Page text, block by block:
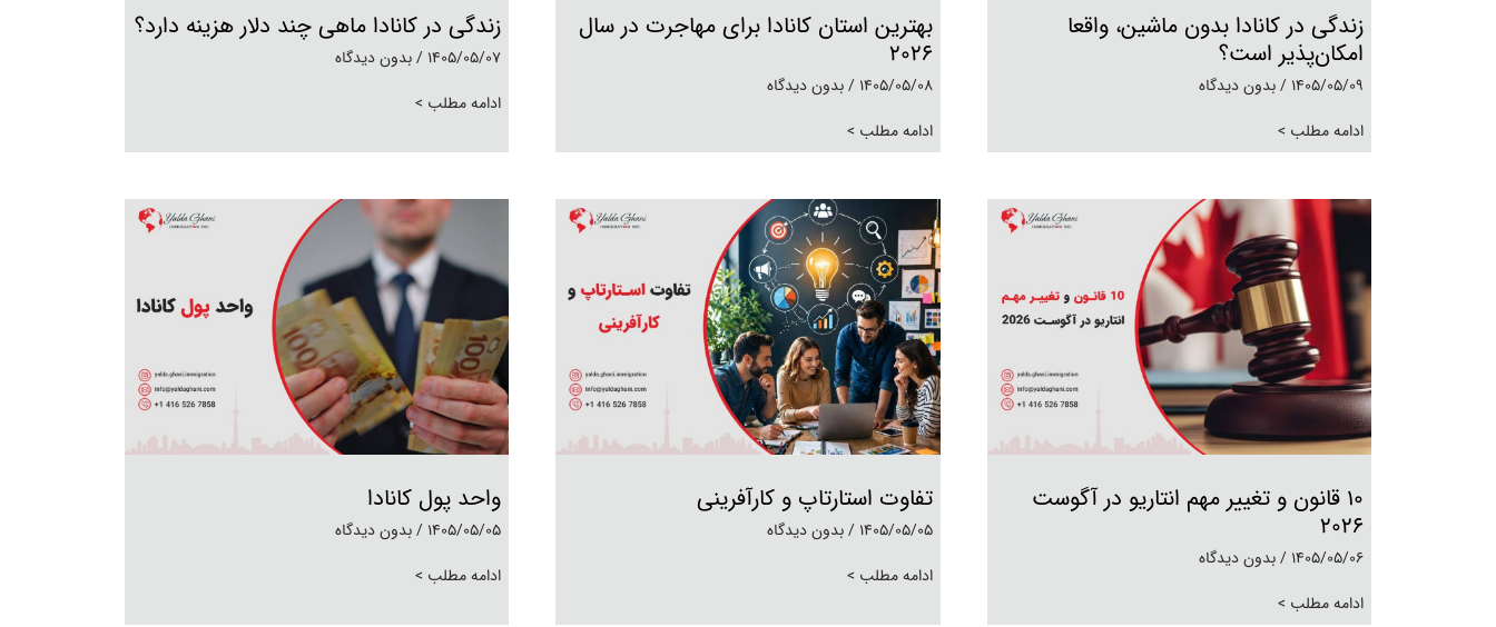
زندگی در کانادا بدون ماشین، واقعا
امکان‌پذیر است؟
1405/05/09 بدون دیدگاه
ادامه مطلب >
بهترین استان کانادا برای مهاجرت در سال
2026
1405/05/08
بدون دیدگاه
ادامه مطلب >
زندگی در کانادا ماهی چند دلار هزینه دارد؟
1405/05/07 بدون دیدگاه
ادامه مطلب >
۱۰ قانون و تغییر مهم انتاریو در آگوست
۲۰۲۶
1405/05/06 بدون دیدگاه
ادامه مطلب >
تفاوت استارتاپ و کارآفرینی
1405/05/05
بدون دیدگاه
ادامه مطلب >
واحد پول کانادا
1405/05/05 بدون دیدگاه
ادامه مطلب >